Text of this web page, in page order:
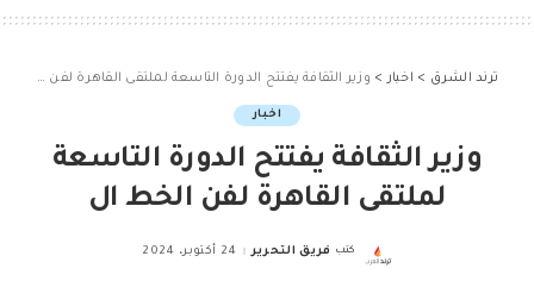
ترند الشرق > اخبار > وزير الثقافة يفتتح الدورة التاسعة لملتقى القاهرة لفن الخط ال
اخبار
وزير الثقافة يفتتح الدورة التاسعة
لملتقى القاهرة لفن الخط ال
Posted
كتب فريق التحرير 24 أكتوبر، 2024